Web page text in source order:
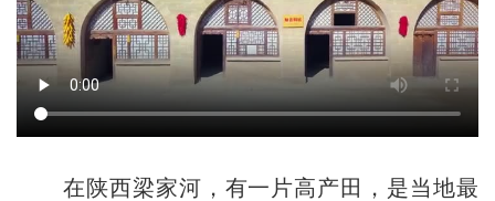
在陕西梁家河，有一片高产田，是当地最